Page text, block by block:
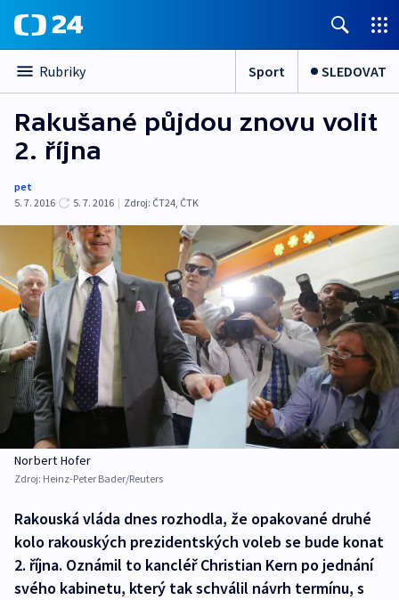
Rubriky Sport SLEDOVAT
Rakušané půjdou znovu volit
2. října
pet
5. 7. 2016
5. 7. 2016 | Zdroj: ČT24, ČTK
Norbert Hofer
Zdroj: Heinz-Peter Bader/Reuters
Rakouská vláda dnes rozhodla, že opakované druhé
kolo rakouských prezidentských voleb se bude konat
2. října. Oznámil to kancléř Christian Kern po jednání
svého kabinetu, který tak schválil návrh termínu, s